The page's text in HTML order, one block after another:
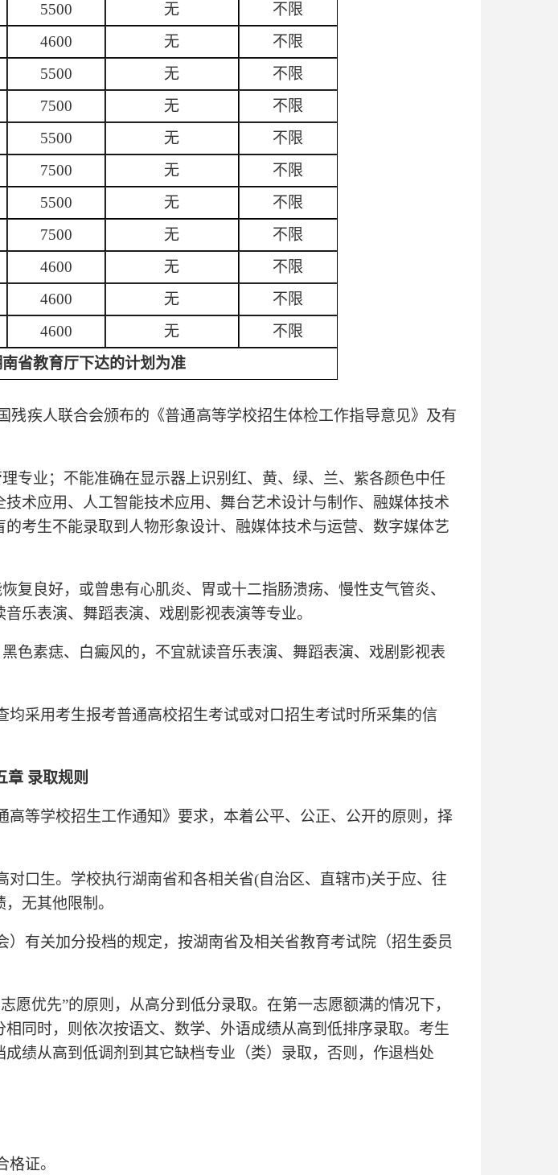
5500 无
不限
4600 无
不限
5500 无
不限
7500 无
不限
5500 无
不限
7500 无
不限
5500 无
不限
7500 无
不限
4600 无
不限
4600 无
不限
4600 无
不限
省教育厅下达的计划为准
残疾人联合会颁布的《普通高等学校招生体检工作指导意见》及有
专业；不能准确在显示器上识别红、黄、绿、兰、紫各颜色中任
术应用、人工智能技术应用、舞台艺术设计与制作、融媒体技术
考生不能录取到人物形象设计、融媒体技术与运营、数字媒体艺
复良好，或曾患有心肌炎、胃或十二指肠溃疡、慢性支气管炎、
乐表演、舞蹈表演、戏剧影视表演等专业。
色素痣、白癜风的，不宜就读音乐表演、舞蹈表演、戏剧影视表
采用考生报考普通高校招生考试或对口招生考试时所采集的信
章 录取规则
等学校招生工作通知》要求，本着公平、公正、公开的原则，择
口生。学校执行湖南省和各相关省(自治区、直辖市)关于应、往
无其他限制。
有关加分投档的规定，按湖南省及相关省教育考试院（招生委员
愿优先”的原则，从高分到低分录取。在第一志愿额满的情况下，
同时，则依次按语文、数学、外语成绩从高到低排序录取。考生
绩从高到低调剂到其它缺档专业（类）录取，否则，作退档处
证。